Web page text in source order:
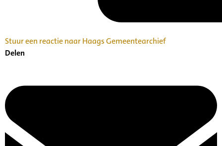
Stuur een reactie naar Haags Gemeentearchief
Delen